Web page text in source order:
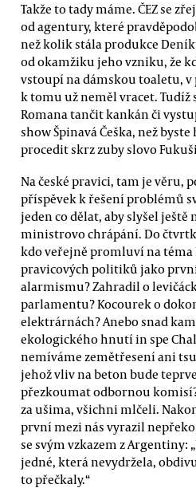
Takže to tady máme. ČEZ se
od agentury, které
než kolik stála produkce
od okamžiku jeho vzniku, že
vstoupí na dámskou toaletu, v
k tomu už neměl vracet.
Romana tančit kankán či
show Špinavá Češka, než
procedit skrz zuby slovo
Na české pravici, tam je věru,
příspěvek k řešení problémů
jeden co dělat, aby slyšel ještě
ministrovo chrápání. Do
kdo veřejně promluví na téma
pravicových politiků jako
alarmismu? Zahradil o
parlamentu? Kocourek o
elektrárnách? Anebo snad
ekologického hnutí in spe
nemíváme zemětřesení ani
jehož vliv na beton bude
přezkoumat odbornou
za ušima, všichni mlčeli.
první mezi nás vyrazil
se svým vzkazem z Argentiny:
jedné, která nevydržela,
to přečkaly.“